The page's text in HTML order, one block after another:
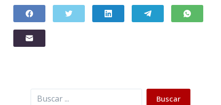
Buscar Buscar